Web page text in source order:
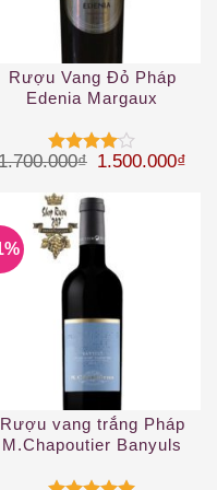
tại là: 495.000₫.
Rượu Vang Đỏ Pháp
Edenia Margaux
Được
45 sao
₫ Giá gốc là:
1.500.000₫
Rượu vang trắng Pháp
M.Chapoutier Banyuls